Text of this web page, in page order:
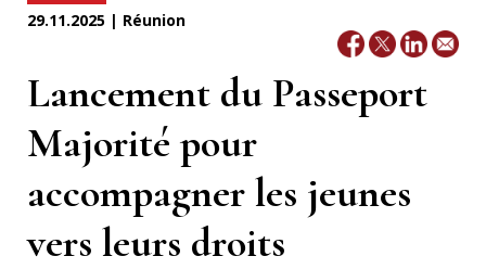
29.11.2025 | Réunion
Lancement du Passeport
Majorité pour
accompagner les jeunes
vers leurs droits